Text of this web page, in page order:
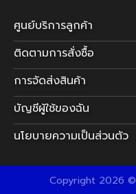
ศูนย์บริการลูกค้า
ติดตามการสั่งซื้อ
การจัดส่งสินค้า
บัญชีผู้ใช้ของฉัน
นโยบายความเป็นส่วนตัว
Copyright 2026 ©